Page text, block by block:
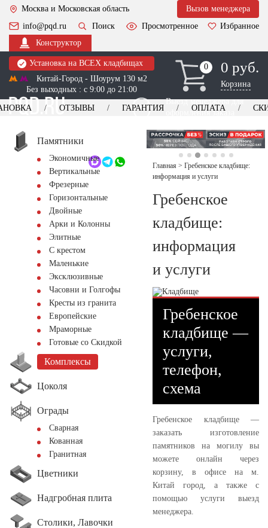
Москва и Московская область
Вызов менеджера
info@pqd.ru
Поиск Просмотренное
Избранное
Конструктор
Установка на ВСЕХ кладбищах
Китай-Город - Шоурум 130 м2
Без выходных : с 9:00 до 21:00
0
0 0 руб.
Корзина
Выезд менеджера для
оформления заказа
+7 (495) 518-44-23
Обратный звонок
ОТЗЫВЫ ГАРАНТИЯ ОПЛАТА
Памятники
Экономичные
Вертикальные
Фрезерные
Горизонтальные
Двойные
Арки и Колонны
Элитные
С крестом
Маленькие
Эксклюзивные
Часовни и Голгофы
Кресты из гранита
Европейские
Мраморные
Готовые со Скидкой
Комплексы
Цоколя
Ограды
Сварная
Кованная
Гранитная
Цветники
Надгробная плита
Столики, Лавочки
Главная > Гребенское кладбище:
информация и услуги
Гребенское
кладбище:
информация
и услуги
Гребенское
кладбище —
услуги,
телефон,
схема
Гребенское кладбище —
заказать изготовление
памятников на могилу вы
можете онлайн через
корзину, в офисе на м.
Китай город, а также с
помощью услуги выезд
менеджера.